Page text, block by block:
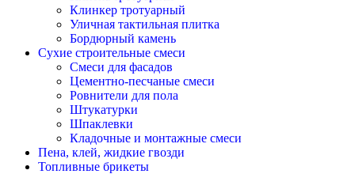
Клинкер тротуарный
Уличная тактильная плитка
Бордюрный камень
Сухие строительные смеси
Смеси для фасадов
Цементно-песчаные смеси
Ровнители для пола
Штукатурки
Шпаклевки
Кладочные и монтажные смеси
Пена, клей, жидкие гвозди
Топливные брикеты